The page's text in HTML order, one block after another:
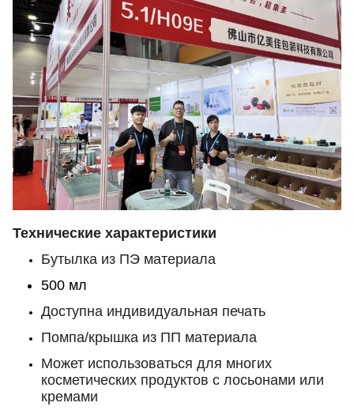
Технические характеристики
Бутылка из ПЭ материала
500 мл
Доступна индивидуальная печать
Помпа/крышка из ПП материала
Может использоваться для многих
косметических продуктов с лосьонами или
кремами